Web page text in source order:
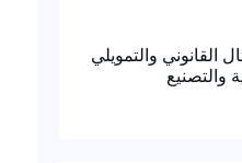
القانوني والتمويلي
والتصنيع